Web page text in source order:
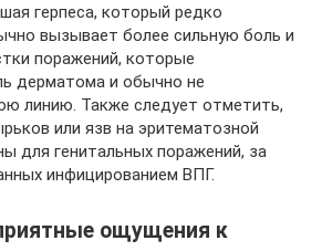
герпеса, который редко
вызывает более сильную боль и
поражений, которые
дерматома и обычно не
линию. Также следует отметить,
или язв на эритематозной
для генитальных поражений, за
инфицированием ВПГ.
ощущения к